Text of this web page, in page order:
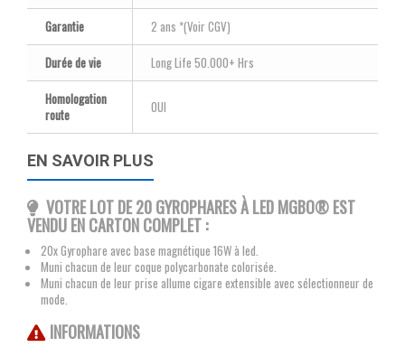
Garantie
2 ans *(Voir CGV)
Durée de vie
Long Life 50.000+ Hrs
Homologation
route
OUI
EN SAVOIR PLUS
VOTRE LOT DE 20 GYROPHARES À LED MGBO® EST
VENDU EN CARTON COMPLET :
20x Gyrophare avec base magnétique 16W à led.
Muni chacun de leur coque polycarbonate colorisée.
Muni chacun de leur prise allume cigare extensible avec sélectionneur de
mode.
INFORMATIONS